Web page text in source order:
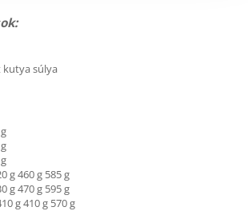
kutya súlya
g 460 g 585 g
g 470 g 595 g
g 410 g 570 g